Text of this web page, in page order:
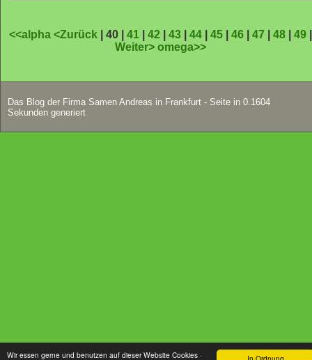
Wir essen gerne und benutzen auf dieser Website Cookies -
<<alpha<Zurück | 40 |41 |42 |43 |44 |45 |46 |47 |48 |49
Weiter>omega>>
Das Blog der Firma Samen Andreas in Frankfurt - Seite in 0.1604
Sekunden generiert